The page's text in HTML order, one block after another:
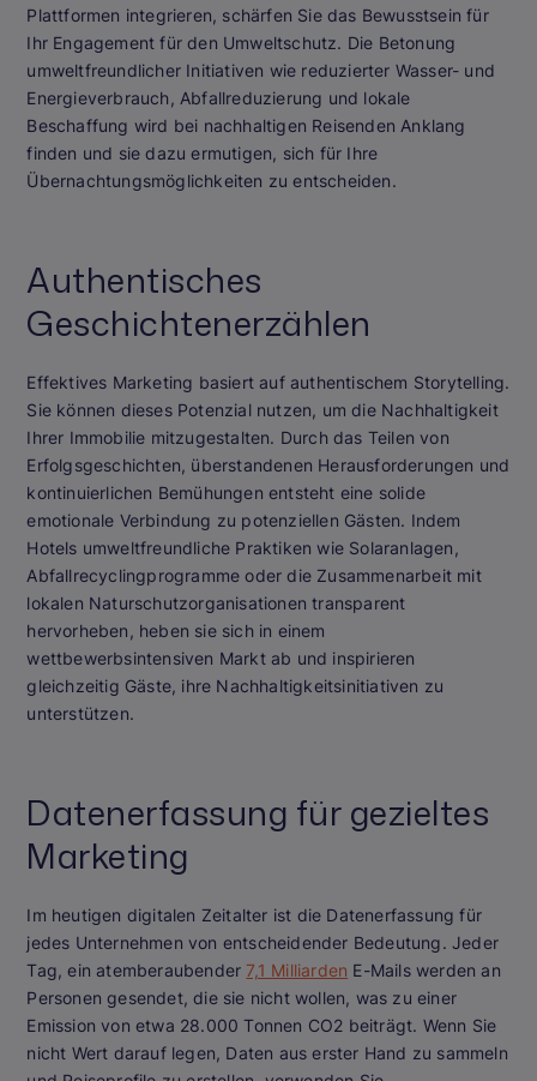
Plattformen integrieren, schärfen Sie das Bewusstsein für
Ihr Engagement für den Umweltschutz. Die Betonung
umweltfreundlicher Initiativen wie reduzierter Wasser- und
Energieverbrauch, Abfallreduzierung und lokale
Beschaffung wird bei nachhaltigen Reisenden Anklang
finden und sie dazu ermutigen, sich für Ihre
Übernachtungsmöglichkeiten zu entscheiden.
Authentisches
Geschichtenerzählen
Effektives Marketing basiert auf authentischem Storytelling.
Sie können dieses Potenzial nutzen, um die Nachhaltigkeit
Ihrer Immobilie mitzugestalten. Durch das Teilen von
Erfolgsgeschichten, überstandenen Herausforderungen und
kontinuierlichen Bemühungen entsteht eine solide
emotionale Verbindung zu potenziellen Gästen. Indem
Hotels umweltfreundliche Praktiken wie Solaranlagen,
Abfallrecyclingprogramme oder die Zusammenarbeit mit
lokalen Naturschutzorganisationen transparent
hervorheben, heben sie sich in einem
wettbewerbsintensiven Markt ab und inspirieren
gleichzeitig Gäste, ihre Nachhaltigkeitsinitiativen zu
unterstützen.
Datenerfassung für gezieltes
Marketing
Im heutigen digitalen Zeitalter ist die Datenerfassung für
jedes Unternehmen von entscheidender Bedeutung. Jeder
Tag, ein atemberaubender7,1 Milliarden E-Mails werden an
Personen gesendet, die sie nicht wollen, was zu einer
Emission von etwa 28.000 Tonnen CO2 beiträgt. Wenn Sie
nicht Wert darauf legen, Daten aus erster Hand zu sammeln